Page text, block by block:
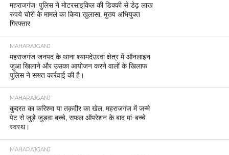
महराजगंज: पुलिस ने मोटरसाइकिल की डिक्की से डेढ़ लाख
रुपये चोरी के मामले का किया खुलासा, मुख्य अभियुक्त
गिरफ्तार
MAHARAJGANJ
महराजगंज जनपद के थाना श्यामदेउरवां क्षेत्र में ऑनलाइन
जुआ खिलाने और उसका आयोजन करने वालों के खिलाफ
पुलिस ने सख्त कार्रवाई की है।
MAHARAJGANJ
कुदरत का करिश्मा या तक़दीर का खेल, महराजगंज में जन्मे
पेट से जुड़े जुड़वा बच्चे, सफल ऑपरेशन के बाद मां-बच्चे
स्वस्थ।
MAHARAJGANJ